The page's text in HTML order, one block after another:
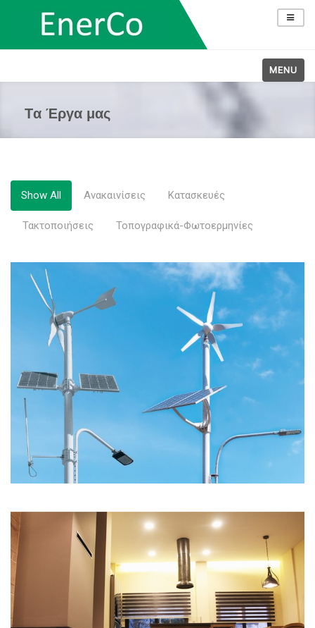
MENU
Tα Έργα μας
Show All Ανακαινίσεις Κατασκευές
Τακτοποιήσεις Τοπογραφικά-Φωτοερμηνίες